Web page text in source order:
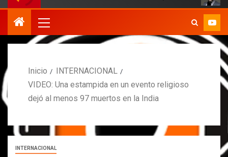
Inicio
INTERNACIONAL
VIDEO: Una estampida en un evento religioso
dejó al menos 97 muertos en la India
INTERNACIONAL